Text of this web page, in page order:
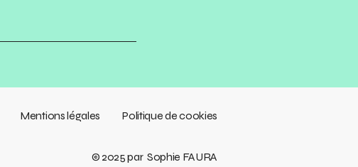
Mentions légales Politique de cookies
© 2025 par Sophie FAURA